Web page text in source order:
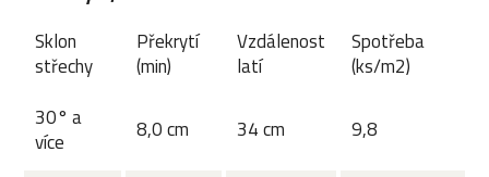
Sklon
střechy
Překrytí
(min)
Vzdálenost
latí
Spotřeba
(ks/m2)
30° a
více
8,0 cm 34 cm 9,8